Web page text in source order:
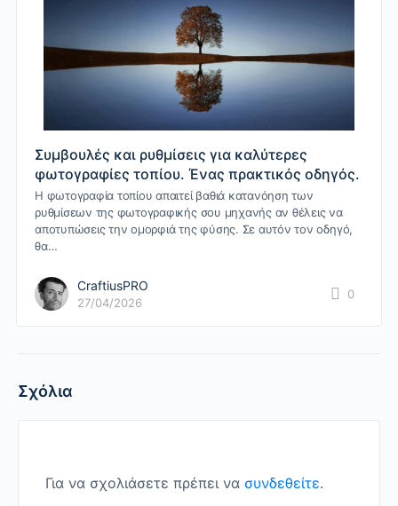
Συμβουλές και ρυθμίσεις για καλύτερες
φωτογραφίες τοπίου. Ένας πρακτικός οδηγός.
Η φωτογραφία τοπίου απαιτεί βαθιά κατανόηση των
ρυθμίσεων της φωτογραφικής σου μηχανής αν θέλεις να
αποτυπώσεις την ομορφιά της φύσης. Σε αυτόν τον οδηγό,
θα…
CraftiusPRO
27/04/2026
0
Σχόλια
Για να σχολιάσετε πρέπει να συνδεθείτε.